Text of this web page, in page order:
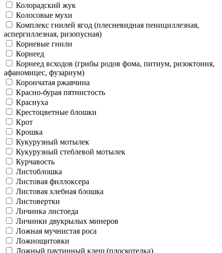
Колорадский жук
Колосовые мухи
Комплекс гнилей ягод (плесневидная пенициллезная,
аспергиллезная, ризопусная)
Корневые гнили
Корнеед
Корнеед всходов (грибы родов фома, питиум, ризоктония,
афаномицес, фузариум)
Корончатая ржавчина
Красно-бурая пятнистость
Краснуха
Крестоцветные блошки
Крот
Крошка
Кукурузный мотылек
Кукурузный стеблевой мотылек
Курчавость
Листоблошка
Листовая филлоксера
Листовая хлебная блошка
Листовертки
Личинка листоеда
Личинки двукрылых минеров
Ложная мучнистая роса
Ложнощитовки
Ложный паутинный клещ (плоскотелка)